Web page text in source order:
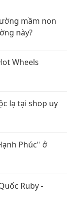
mầm non
này?
Wheels
lạ tại shop uy
Phúc" ở
Ruby -